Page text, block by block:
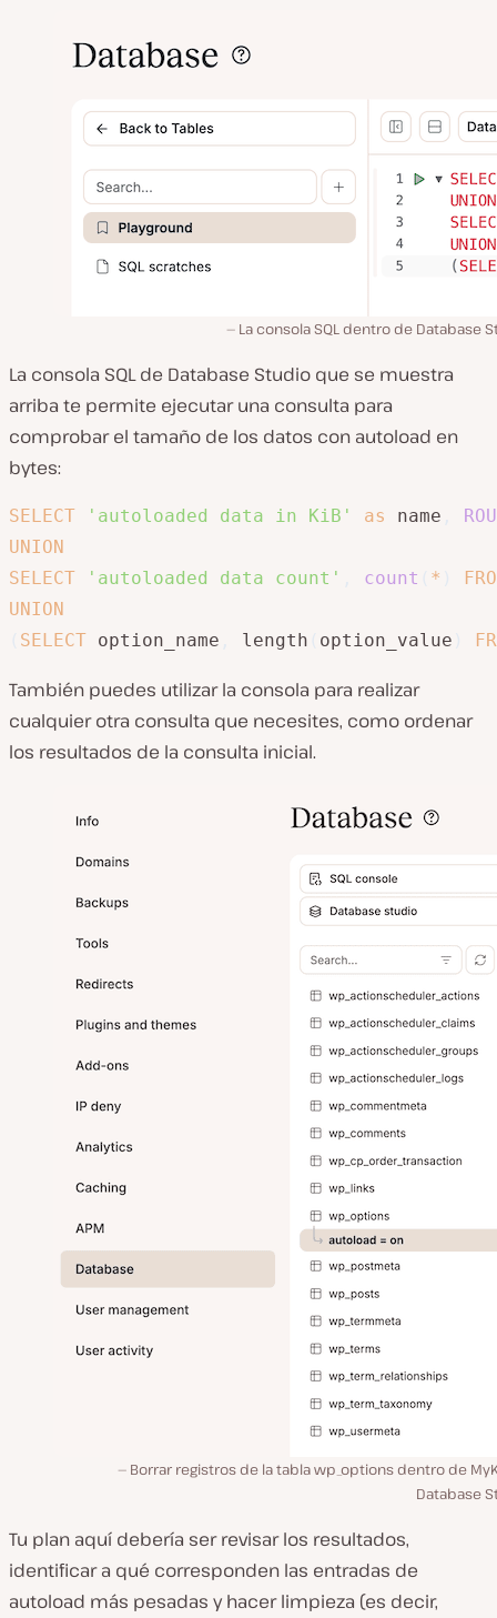
La consola SQL dentro de Database
La consola SQL de Database Studio que se muestra
arriba te permite ejecutar una consulta para
comprobar el tamaño de los datos con autoload en
bytes:
SELECT 'autoloaded data in KiB' as name
UNION
SELECT
'autoloaded data count' count *
UNION
SELECT option_name length option_value
También puedes utilizar la consola para realizar
cualquier otra consulta que necesites, como ordenar
los resultados de la consulta inicial.
Borrar registros de la tabla wp_options dentro de
Database
Tu plan aquí debería ser revisar los resultados,
identificar a qué corresponden las entradas de
autoload más pesadas y hacer limpieza (es decir,